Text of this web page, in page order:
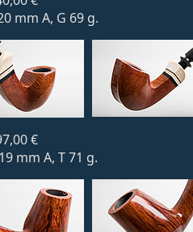
mm A, G 69 g.
€
mm A, T 71 g.